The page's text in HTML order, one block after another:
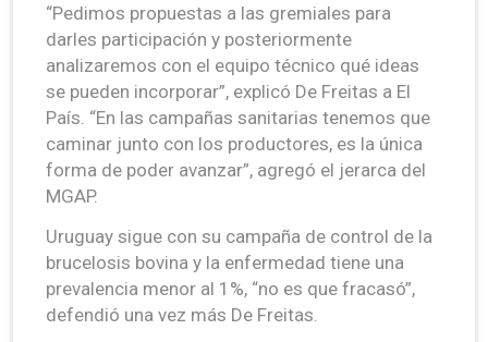
“Pedimos propuestas a las gremiales para
darles participación y posteriormente
analizaremos con el equipo técnico qué ideas
se pueden incorporar”, explicó De Freitas a El
País. “En las campañas sanitarias tenemos que
caminar junto con los productores, es la única
forma de poder avanzar”, agregó el jerarca del
MGAP.
Uruguay sigue con su campaña de control de la
brucelosis bovina y la enfermedad tiene una
prevalencia menor al 1%, “no es que fracasó”,
defendió una vez más De Freitas.